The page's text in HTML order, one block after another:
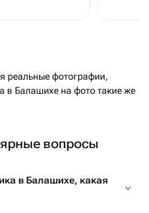
реальные фотографии,
в Балашихе на фото такие же
вопросы
в Балашихе, какая